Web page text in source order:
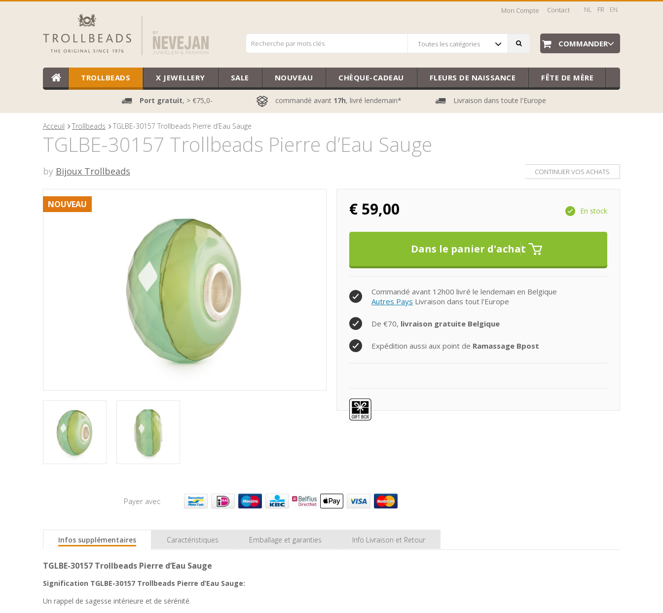
Mon Compte Contact NL FR EN
Toutes les catégories COMMANDER
TROLLBEADS X JEWELLERY SALE NOUVEAU CHÈQUE-CADEAU FLEURS DE NAISSANCE FÊTE DE MÈRE
Port gratuit, > €75,0- commandé avant 17h, livré lendemain* Livraison dans toute l'Europe
Acceuil Trollbeads TGLBE-30157 Trollbeads Pierre d’Eau Sauge
TGLBE-30157 Trollbeads Pierre d’Eau Sauge
by Bijoux Trollbeads CONTINUER VOS ACHATS
NOUVEAU € 59,00 En stock
Commandé avant 12h00 livré le lendemain en Belgique
Autres Pays Livraison dans tout l'Europe
De €70, livraison gratuite Belgique
Expédition aussi aux point de Ramassage Bpost
Payer avec
Infos supplémentaires Caractéristiques Emballage et garanties Info Livraison et Retour
TGLBE-30157 Trollbeads Pierre d’Eau Sauge
Signification TGLBE-30157 Trollbeads Pierre d’Eau Sauge:
Un rappel de sagesse intérieure et de sérénité.